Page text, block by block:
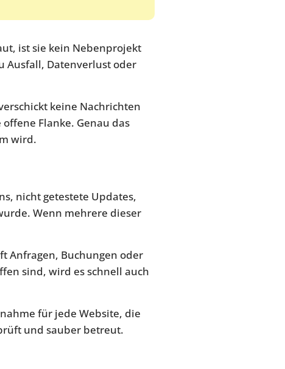
ist sie kein Nebenprojekt
Ausfall, Datenverlust oder
keine Nachrichten
Flanke. Genau das
wird.
nicht getestete Updates,
Wenn mehrere dieser
Anfragen, Buchungen oder
sind, wird es schnell auch
für jede Website, die
und sauber betreut.